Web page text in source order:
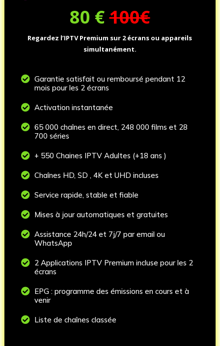
80 €100€
Regardez l’IPTV Premium sur 2 écrans ou appareils
simultanément.
 Garantie satisfait ou remboursé pendant 12
mois pour les 2 écrans
 Activation instantanée
 65 000 chaînes en direct, 248 000 films et 28
700 séries
 + 550 Chaines IPTV Adultes (+18 ans )
 Chaînes HD, SD , 4K et UHD incluses
 Service rapide, stable et fiable
 Mises à jour automatiques et gratuites
 Assistance 24h/24 et 7j/7 par email ou
WhatsApp
 2 Applications IPTV Premium incluse pour les 2
écrans
 EPG : programme des émissions en cours et à
venir
 Liste de chaînes classée